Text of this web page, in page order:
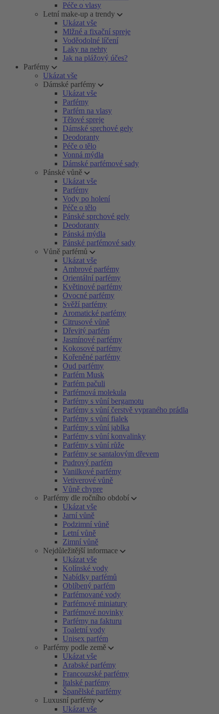
Péče o vlasy
Letní make-up a trendy
Ukázat vše
Mlžné a fixační spreje
Voděodolné líčení
Laky na nehty
Jak na plážový účes?
Parfémy
Ukázat vše
Dámské parfémy
Ukázat vše
Parfémy
Parfém na vlasy
Tělové spreje
Dámské sprchové gely
Deodoranty
Péče o tělo
Vonná mýdla
Dámské parfémové sady
Pánské vůně
Ukázat vše
Parfémy
Vody po holení
Péče o tělo
Pánské sprchové gely
Deodoranty
Pánská mýdla
Pánské parfémové sady
Vůně parfémů
Ukázat vše
Ambrové parfémy
Orientální parfémy
Květinové parfémy
Ovocné parfémy
Svěží parfémy
Aromatické parfémy
Citrusové vůně
Dřevitý parfém
Jasmínové parfémy
Kokosové parfémy
Kořeněné parfémy
Oud parfémy
Parfém Musk
Parfém pačuli
Parfémová molekula
Parfémy s vůní bergamotu
Parfémy s vůní čerstvě vypraného prádla
Parfémy s vůní fialek
Parfémy s vůní jablka
Parfémy s vůní konvalinky
Parfémy s vůní růže
Parfémy se santalovým dřevem
Pudrový parfém
Vanilkové parfémy
Vetiverové vůně
Vůně chypre
Parfémy dle ročního období
Ukázat vše
Jarní vůně
Podzimní vůně
Letní vůně
Zimní vůně
Nejdůležitější informace
Ukázat vše
Kolínské vody
Nabídky parfémů
Oblíbený parfém
Parfémované vody
Parfémové miniatury
Parfémové novinky
Parfémy na fakturu
Toaletní vody
Unisex parfém
Parfémy podle země
Ukázat vše
Arabské parfémy
Francouzské parfémy
Italské parfémy
Španělské parfémy
Luxusní parfémy
Ukázat vše